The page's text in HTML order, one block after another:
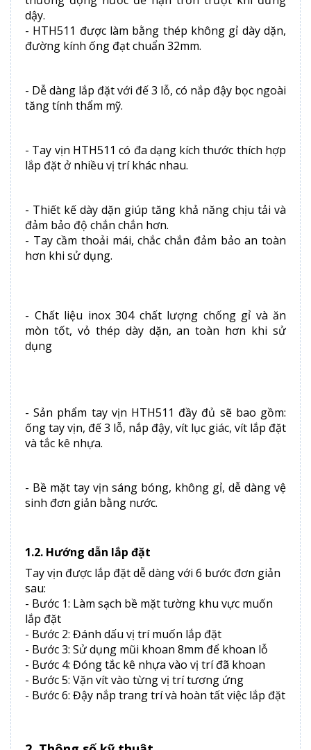
dậy.
- HTH511 được làm bằng thép không gỉ dày dặn,
đường kính ống đạt chuẩn 32mm.
- Dễ dàng lắp đặt với đế 3 lỗ, có nắp đậy bọc ngoài
tăng tính thẩm mỹ.
- Tay vịn HTH511 có đa dạng kích thước thích hợp
lắp đặt ở nhiều vị trí khác nhau.
- Thiết kế dày dặn giúp tăng khả năng chịu tải và
đảm bảo độ chắn chắn hơn.
- Tay cầm thoải mái, chắc chắn đảm bảo an toàn
hơn khi sử dụng.
- Chất liệu inox 304 chất lượng chống gỉ và ăn
mòn tốt, vỏ thép dày dặn, an toàn hơn khi sử
dụng
- Sản phẩm tay vịn HTH511 đầy đủ sẽ bao gồm:
ống tay vịn, đế 3 lỗ, nắp đậy, vít lục giác, vít lắp đặt
và tắc kê nhựa.
- Bề mặt tay vịn sáng bóng, không gỉ, dễ dàng vệ
sinh đơn giản bằng nước.
1.2. Hướng dẫn lắp đặt
Tay vịn được lắp đặt dễ dàng với 6 bước đơn giản
sau:
- Bước 1: Làm sạch bề mặt tường khu vực muốn
lắp đặt
- Bước 2: Đánh dấu vị trí muốn lắp đặt
- Bước 3: Sử dụng mũi khoan 8mm để khoan lỗ
- Bước 4: Đóng tắc kê nhựa vào vị trí đã khoan
- Bước 5: Vặn vít vào từng vị trí tương ứng
- Bước 6: Đậy nắp trang trí và hoàn tất việc lắp đặt